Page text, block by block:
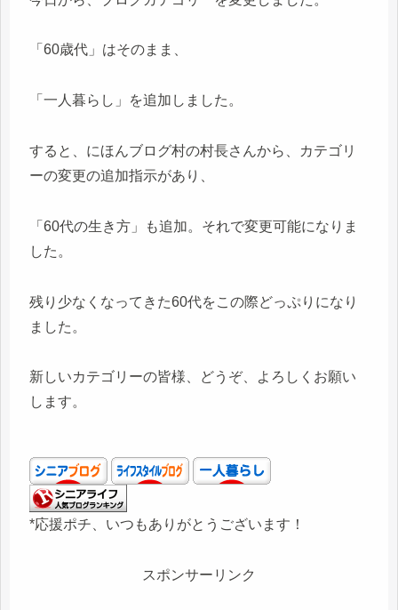
「60歳代」はそのまま、
「一人暮らし」を追加しました。
すると、にほんブログ村の村長さんから、カテゴリ
ーの変更の追加指示があり、
「60代の生き方」も追加。それで変更可能になりま
した。
残り少なくなってきた60代をこの際どっぷりになり
ました。
新しいカテゴリーの皆様、どうぞ、よろしくお願い
します。
*応援ポチ、いつもありがとうございます！
スポンサーリンク